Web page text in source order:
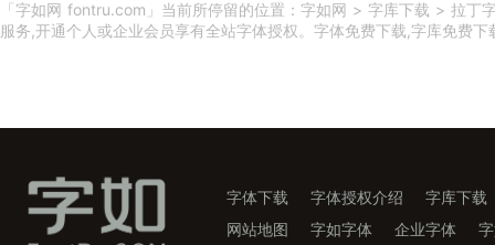
「字如网 fontru.com」当前所停留的位置：字如网 > 字库下载 > 拉
服务,开通个人或企业会员享有全站字体授权。字体免费下载,字库免费
小美好体
义启动漫体 印品灵秀体 换一换
字体下载 字体授权介绍
字库下载
网站地图
字如字体 企业字体